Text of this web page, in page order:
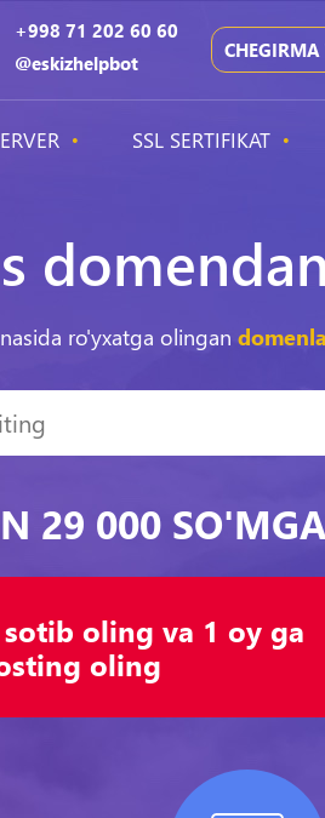
+998 71 202 60 60
@eskizhelpbot
SSL SERTIFIKAT
ro'yxatga olingan
29 000
oling va 1 oy ga
oling